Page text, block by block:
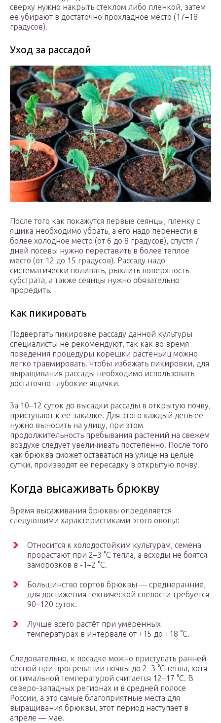
сверху нужно накрыть стеклом либо пленкой, затем
ее убирают в достаточно прохладное место (17–18
градусов).
Уход за рассадой
После того как покажутся первые сеянцы, пленку с
ящика необходимо убрать, а его надо перенести в
более холодное место (от 6 до 8 градусов), спустя 7
дней посевы нужно переставить в более теплое
место (от 12 до 15 градусов). Рассаду надо
систематически поливать, рыхлить поверхность
субстрата, а также сеянцы нужно обязательно
проредить.
Как пикировать
Подвергать пикировке рассаду данной культуры
специалисты не рекомендуют, так как во время
поведения процедуры корешки растеньиц можно
легко травмировать. Чтобы избежать пикировки, для
выращивания рассады необходимо использовать
достаточно глубокие ящички.
За 10–12 суток до высадки рассады в открытую почву,
приступают к ее закалке. Для этого каждый день ее
нужно выносить на улицу, при этом
продолжительность пребывания растений на свежем
воздухе следует увеличивать постепенно. После того
как брюква сможет оставаться на улице на целые
сутки, производят ее пересадку в открытую почву.
Когда высаживать брюкву
Время высаживания брюквы определяется
следующими характеристиками этого овоща:
Относится к холодостойким культурам, семена
прорастают при 2–3 °C тепла, а всходы не боятся
заморозков в -1–2 °C.
Большинство сортов брюквы — среднеранние,
для достижения технической спелости требуется
90–120 суток.
Лучше всего растёт при умеренных
температурах в интервале от +15 до +18 °C.
Следовательно, к посадке можно приступать ранней
весной при прогревании почвы до 2–3 °C тепла, хотя
оптимальной температурой считается 12–17 °C. В
северо-западных регионах и в средней полосе
России, а это самые благоприятные места для
выращивания брюквы, этот период наступает в
апреле — мае.